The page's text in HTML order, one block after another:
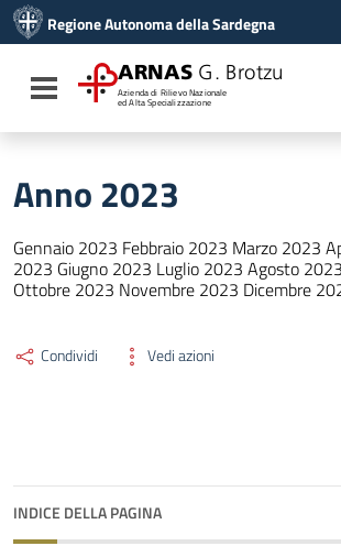
Vai al menu di navigazione
Vai al footer
Regione Autonoma della Sardegna
Toggle navigation
ARNAS G. Brotzu
Azienda di Rilievo Nazionale
ed Alta Specializzazione
Anno 2023
Gennaio 2023 Febbraio 2023 Marzo 2023
2023 Giugno 2023 Luglio 2023 Agosto
Ottobre 2023 Novembre 2023 Dicembre
Condividi Vedi azioni
INDICE DELLA PAGINA